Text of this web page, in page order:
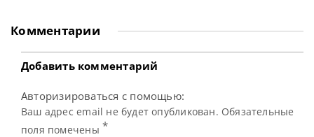
занимающий 14-е место в мировом рейтинге,
окончательно закрепился среди лучших игроков в
снукер. И теперь он стремится
Комментарии
Добавить комментарий
Авторизироваться с помощью:
Ваш адрес email не будет опубликован. Обязательные
поля помечены *